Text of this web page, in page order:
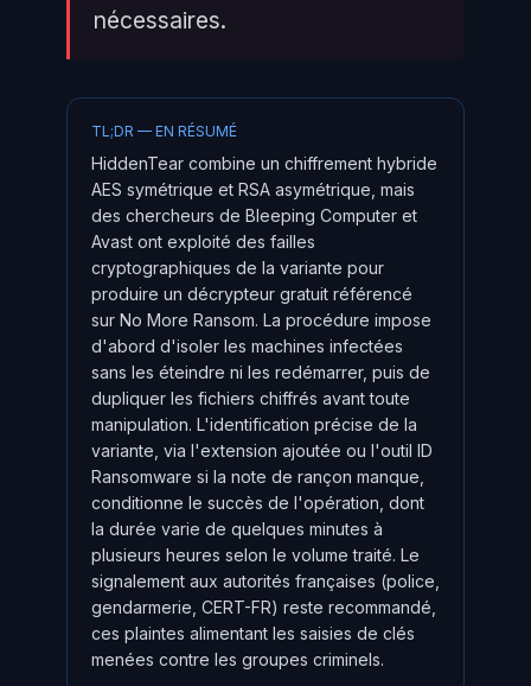
nécessaires.
TL;DR — EN RÉSUMÉ
HiddenTear combine un chiffrement hybride
AES symétrique et RSA asymétrique, mais
des chercheurs de Bleeping Computer et
Avast ont exploité des failles
cryptographiques de la variante pour
produire un décrypteur gratuit référencé
sur No More Ransom. La procédure impose
d'abord d'isoler les machines infectées
sans les éteindre ni les redémarrer, puis de
dupliquer les fichiers chiffrés avant toute
manipulation. L'identification précise de la
variante, via l'extension ajoutée ou l'outil ID
Ransomware si la note de rançon manque,
conditionne le succès de l'opération, dont
la durée varie de quelques minutes à
plusieurs heures selon le volume traité. Le
signalement aux autorités françaises (police,
gendarmerie, CERT-FR) reste recommandé,
ces plaintes alimentant les saisies de clés
menées contre les groupes criminels.